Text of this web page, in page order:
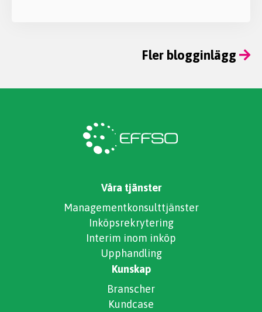
Fler blogginlägg
Våra tjänster
Managementkonsulttjänster
Inköpsrekrytering
Interim inom inköp
Upphandling
Kunskap
Branscher
Kundcase